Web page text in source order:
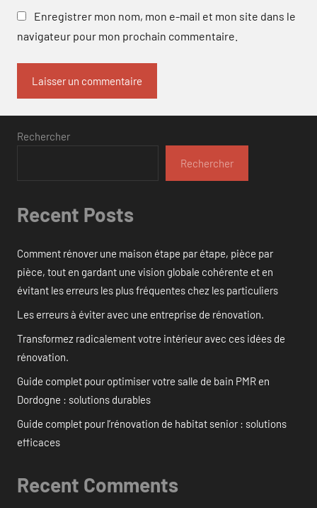
Enregistrer mon nom, mon e-mail et mon site dans le
navigateur pour mon prochain commentaire.
Rechercher
Rechercher
Recent Posts
Comment rénover une maison étape par étape, pièce par
pièce, tout en gardant une vision globale cohérente et en
évitant les erreurs les plus fréquentes chez les particuliers
Les erreurs à éviter avec une entreprise de rénovation.
Transformez radicalement votre intérieur avec ces idées de
rénovation.
Guide complet pour optimiser votre salle de bain PMR en
Dordogne : solutions durables
Guide complet pour l’rénovation de habitat senior : solutions
efficaces
Recent Comments